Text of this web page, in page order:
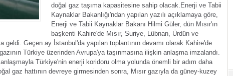
doğal gaz taşıma kapasitesine sahip olacak. Enerji ve Tabii
Kaynaklar Bakanlığı'ndan yapılan yazılı açıklamaya göre,
Enerji ve Tabii Kaynaklar Bakanı Hilmi Güler, dün Mısır'ın
başkenti Kahire'de Mısır, Suriye, Lübnan, Ürdün ve
geldi. Geçen ay İstanbul'da yapılan toplantının devamı olarak Kahire'de
Türkiye üzerinden Avrupa'ya taşınmasına ilişkin anlaşma imzalandı.
Türkiye'nin enerji koridoru olma yolunda önemli bir adım daha
gaz hattının devreye girmesinden sonra, Mısır gazıyla da güney-kuzey